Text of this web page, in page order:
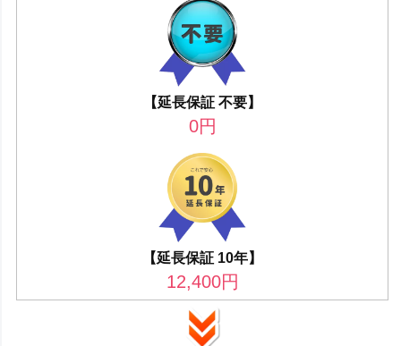
【延長保証 不要】
0円
【延長保証 10年】
12,400円